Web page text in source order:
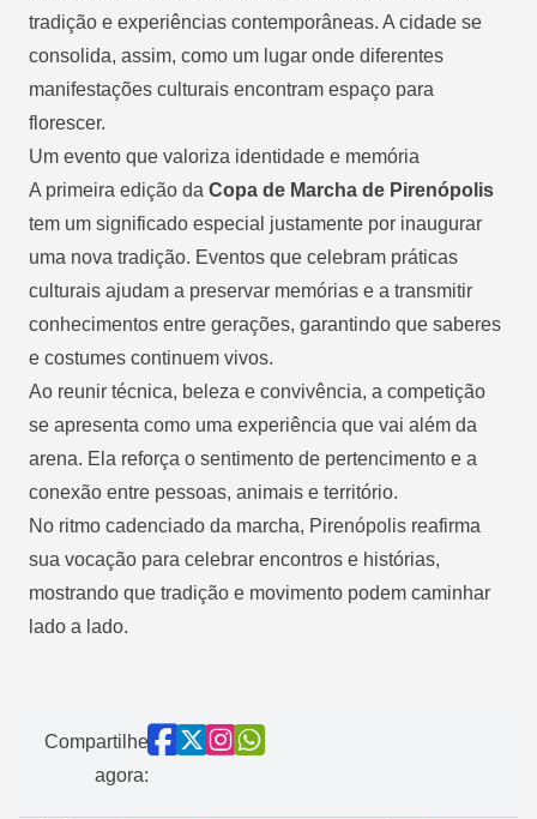
tradição e experiências contemporâneas. A cidade se
consolida, assim, como um lugar onde diferentes
manifestações culturais encontram espaço para
florescer.
Um evento que valoriza identidade e memória
A primeira edição da Copa de Marcha de Pirenópolis
tem um significado especial justamente por inaugurar
uma nova tradição. Eventos que celebram práticas
culturais ajudam a preservar memórias e a transmitir
conhecimentos entre gerações, garantindo que saberes
e costumes continuem vivos.
Ao reunir técnica, beleza e convivência, a competição
se apresenta como uma experiência que vai além da
arena. Ela reforça o sentimento de pertencimento e a
conexão entre pessoas, animais e território.
No ritmo cadenciado da marcha, Pirenópolis reafirma
sua vocação para celebrar encontros e histórias,
mostrando que tradição e movimento podem caminhar
lado a lado.
Compartilhe
agora: